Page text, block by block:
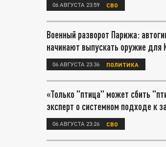
06 АВГУСТА 23:59 СВО
Военный разворот Парижа:
начинают выпускать оружие для
06 АВГУСТА 23:36 ПОЛИТИКА
«Только "птица" может сбить
эксперт о системном подходе к
06 АВГУСТА 23:26 СВО